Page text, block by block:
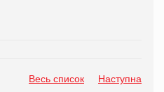
Весь список Наступна